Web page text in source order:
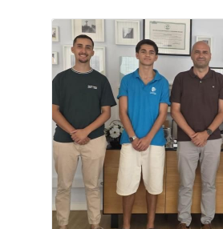
também a artista
criação da linha gráfica
Gastronómica 2026.
transmitir o nosso
compromisso e
demonstrados.
as maiores felicidades
seu
profissional.